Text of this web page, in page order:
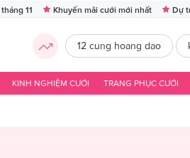
11 Khuyến mãi cưới mới nhất Dự
12 cung hoang dao
KINH NGHIỆM CƯỚI TRANG PHỤC CƯỚI